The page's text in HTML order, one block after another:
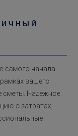
самого начала.
вашего
сметы. Надежное
о затратах,